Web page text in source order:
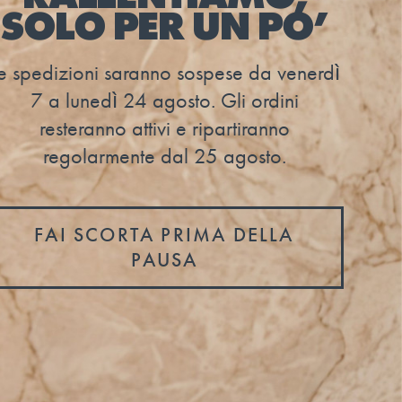
SOLO PER UN PO’
spedizioni saranno sospese da venerdì
7 a lunedì 24 agosto. Gli ordini
resteranno attivi e ripartiranno
regolarmente dal 25 agosto.
FAI SCORTA PRIMA DELLA
PAUSA